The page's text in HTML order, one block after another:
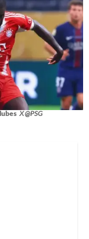
X @PSG